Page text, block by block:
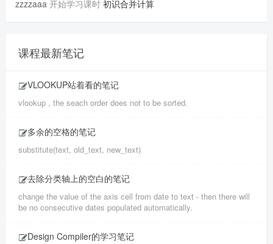
zzzzaaa 开始学习课时 初识合并计算
课程最新笔记
VLOOKUP站着看的笔记
vlookup , the seach order does not to be sorted.
多余的空格的笔记
substitute(text, old_text, new_text)
去除分类轴上的空白的笔记
change the value of the axis cell from date to text - then there will
be no consecutive dates populated automatically.
Design Compiler的学习笔记